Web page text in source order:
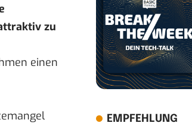
zu
einen
EMPFEHLUNG